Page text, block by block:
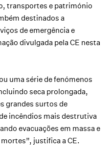
transportes e património
destinados a
de emergência e
divulgada pela CE nesta
uma série de fenómenos
seca prolongada,
grandes surtos de
incêndios mais destrutiva
evacuações em massa e
justifica a CE.